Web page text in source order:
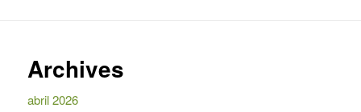
Archives
abril 2026